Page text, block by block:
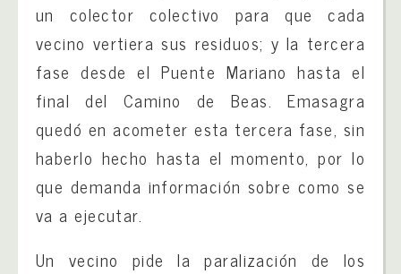
un colector colectivo para que cada
vecino vertiera sus residuos; y la tercera
fase desde el Puente Mariano hasta el
final del Camino de Beas. Emasagra
quedó en acometer esta tercera fase, sin
haberlo hecho hasta el momento, por lo
que demanda información sobre como se
va a ejecutar.
Un vecino pide la paralización de los